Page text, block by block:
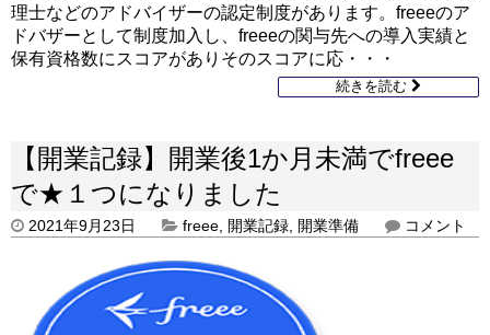
理士などのアドバイザーの認定制度があります。freeeのア
ドバザーとして制度加入し、freeeの関与先への導入実績と
保有資格数にスコアがありそのスコアに応・・・
続きを読む
【開業記録】開業後1か月未満でfreee
で★１つになりました
2021年9月23日 freee 開業記録 開業準備 コメント